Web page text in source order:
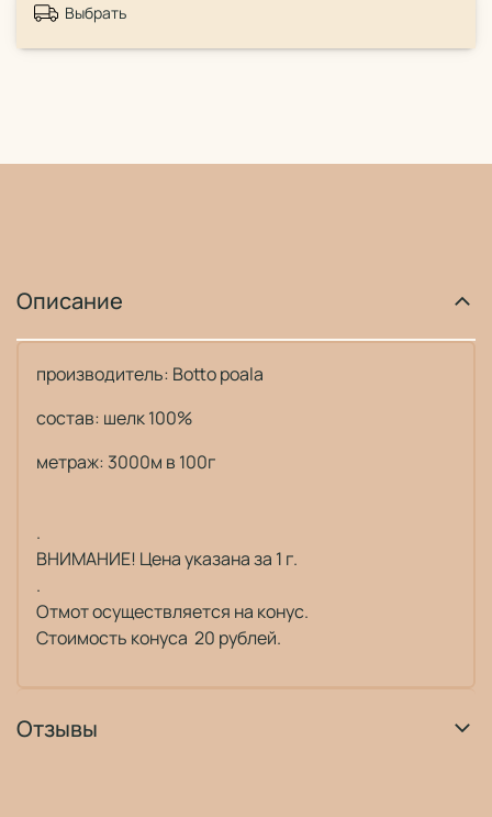
Выбрать
Описание
производитель: Botto poala
состав: шелк 100%
метраж: 3000м в 100г
.
ВНИМАНИЕ! Цена указана за 1 г.
.
Отмот осуществляется на конус.
Стоимость конуса 20 рублей.
Отзывы